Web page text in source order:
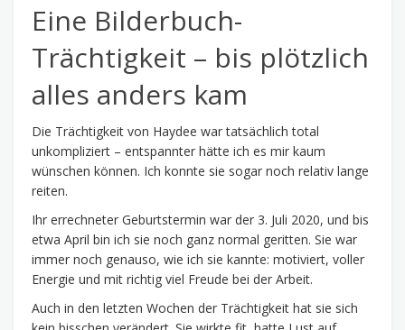
Eine Bilderbuch-
Trächtigkeit – bis plötzlich
alles anders kam
Die Trächtigkeit von Haydee war tatsächlich total
unkompliziert – entspannter hätte ich es mir kaum
wünschen können. Ich konnte sie sogar noch relativ lange
reiten.
Ihr errechneter Geburtstermin war der 3. Juli 2020, und bis
etwa April bin ich sie noch ganz normal geritten. Sie war
immer noch genauso, wie ich sie kannte: motiviert, voller
Energie und mit richtig viel Freude bei der Arbeit.
Auch in den letzten Wochen der Trächtigkeit hat sie sich